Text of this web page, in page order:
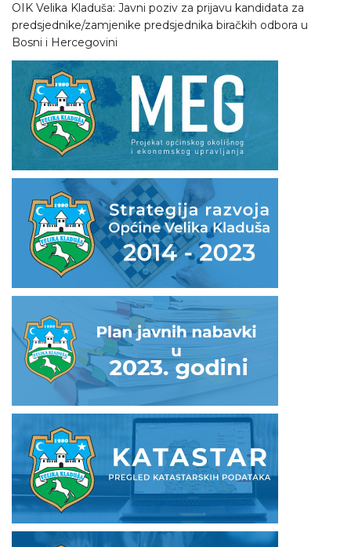
OIK Velika Kladuša: Javni poziv za prijavu kandidata za
predsjednike/zamjenike predsjednika biračkih odbora u
Bosni i Hercegovini